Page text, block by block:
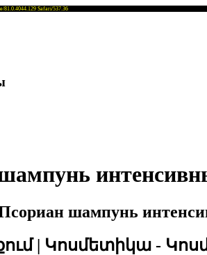
Safari/537.36
шампунь
| Կոսմետիկա -